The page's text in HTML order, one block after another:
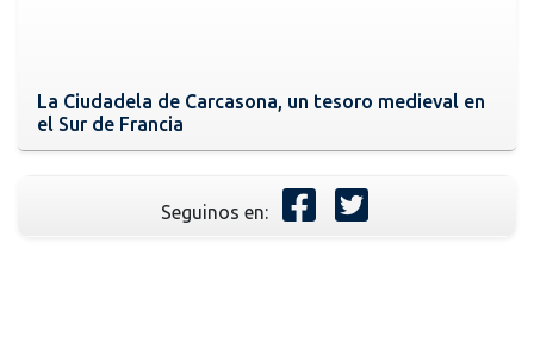
La Ciudadela de Carcasona, un tesoro medieval en
el Sur de Francia
Seguinos en: